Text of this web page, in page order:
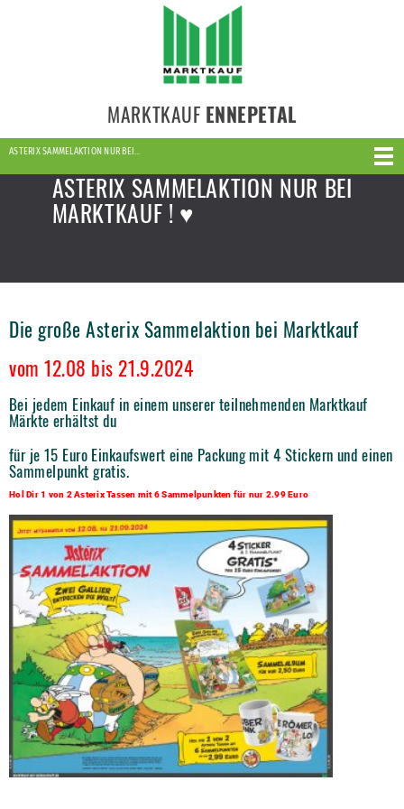
MARKTKAUF ENNEPETAL
ASTERIX SAMMELAKTION NUR BEI…
ASTERIX SAMMELAKTION NUR BEI
MARKTKAUF ! ♥
Die große Asterix Sammelaktion bei Marktkauf
vom 12.08 bis 21.9.2024
Bei jedem Einkauf in einem unserer teilnehmenden Marktkauf
Märkte erhältst du
für je 15 Euro Einkaufswert eine Packung mit 4 Stickern und einen
Sammelpunkt gratis.
Hol Dir 1 von 2 Asterix Tassen mit 6 Sammelpunkten für nur 2.99 Euro